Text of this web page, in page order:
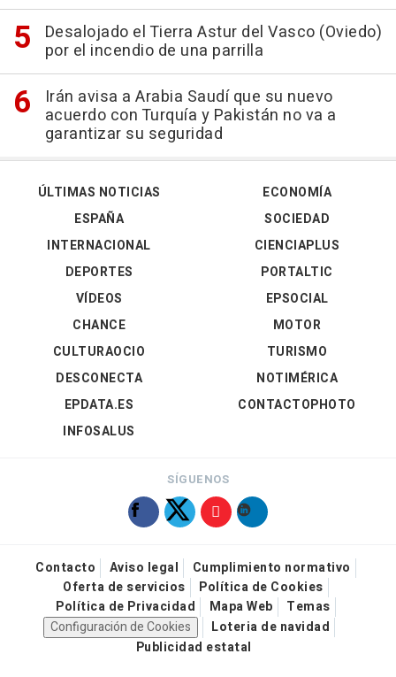
Desalojado el Tierra Astur del Vasco (Oviedo)
por el incendio de una parrilla
Irán avisa a Arabia Saudí que su nuevo
acuerdo con Turquía y Pakistán no va a
garantizar su seguridad
ÚLTIMAS NOTICIAS
ESPAÑA
INTERNACIONAL
DEPORTES
VÍDEOS
ECONOMÍA
SOCIEDAD
CIENCIAPLUS
PORTALTIC
EPSOCIAL
CHANCE
CULTURAOCIO
DESCONECTA
EPDATA.ES
INFOSALUS
MOTOR
TURISMO
NOTIMÉRICA
CONTACTOPHOTO
SÍGUENOS
Contacto Aviso legal
Cumplimiento normativo
Oferta de servicios
Política de Cookies
Política de Privacidad
Mapa Web
Temas
Configuración de Cookies
Loteria de navidad
Publicidad estatal